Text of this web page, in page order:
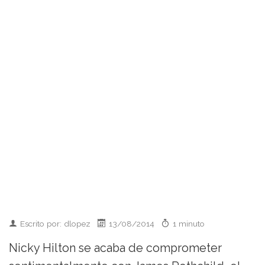
Escrito por: dlopez 13/08/2014 1 minuto
Nicky Hilton se acaba de comprometer